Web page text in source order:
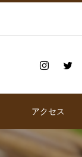
アクセス